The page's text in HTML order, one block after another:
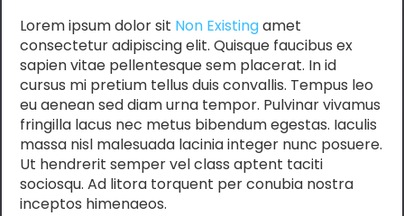
Lorem ipsum dolor sit Non Existingamet
consectetur adipiscing elit. Quisque faucibus ex
sapien vitae pellentesque sem placerat. In id
cursus mi pretium tellus duis convallis. Tempus leo
eu aenean sed diam urna tempor. Pulvinar vivamus
fringilla lacus nec metus bibendum egestas. Iaculis
massa nisl malesuada lacinia integer nunc posuere.
Ut hendrerit semper vel class aptent taciti
sociosqu. Ad litora torquent per conubia nostra
inceptos himenaeos.